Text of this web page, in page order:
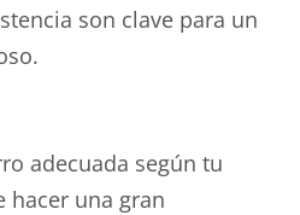
son clave para un
adecuada según tu
hacer una gran